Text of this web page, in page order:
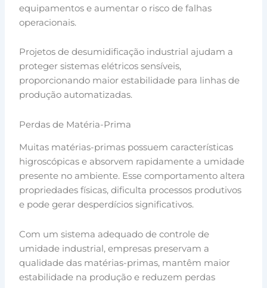
equipamentos e aumentar o risco de falhas
operacionais.
Projetos de desumidificação industrial ajudam a
proteger sistemas elétricos sensíveis,
proporcionando maior estabilidade para linhas de
produção automatizadas.
Perdas de Matéria-Prima
Muitas matérias-primas possuem características
higroscópicas e absorvem rapidamente a umidade
presente no ambiente. Esse comportamento altera
propriedades físicas, dificulta processos produtivos
e pode gerar desperdícios significativos.
Com um sistema adequado de controle de
umidade industrial, empresas preservam a
qualidade das matérias-primas, mantêm maior
estabilidade na produção e reduzem perdas